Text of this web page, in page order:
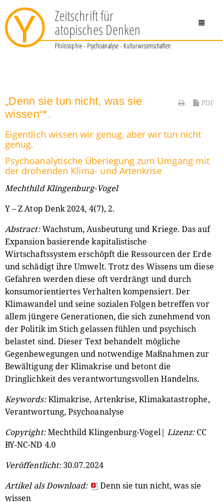
Y Zeitschrift für
atopisches Denken
Philosophie - Psychoanalyse - Kulturwissenschaften
PDF
„Denn sie tun nicht, was sie
wissen“*.
Eigentlich wissen wir genug, aber wir tun nicht
genug.
Psychoanalytische Überlegung zum Umgang mit
der drohenden Klima- und Artenkrise
Mechthild Klingenburg-Vogel
Y – Z Atop Denk 2024, 4(7), 2.
Abstract:Wachstum, Ausbeutung und Kriege. Das auf
Expansion basierende kapitalistische
Wirtschaftssystem erschöpft die Ressourcen der Erde
und schädigt ihre Umwelt. Trotz des Wissens um diese
Gefahren werden diese oft verdrängt und durch
konsumorientiertes Verhalten kompensiert. Der
Klimawandel und seine sozialen Folgen betreffen vor
allem jüngere Generationen, die sich zunehmend von
der Politik im Stich gelassen fühlen und psychisch
belastet sind. Dieser Text behandelt mögliche
Gegenbewegungen und notwendige Maßnahmen zur
Bewältigung der Klimakrise und betont die
Dringlichkeit des verantwortungsvollen Handelns.
Keywords:Klimakrise, Artenkrise, Klimakatastrophe,
Verantwortung, Psychoanalyse
Copyright:Mechthild Klingenburg-Vogel| Lizenz:CC
BY-NC-ND 4.0
Veröffentlicht:30.07.2024
Artikel als Download:
Denn sie tun nicht, was sie
wissen